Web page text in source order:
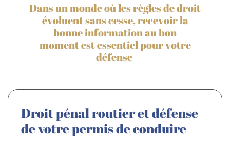
Dans un monde où les règles de droit
évoluent sans cesse, recevoir la
bonne information au bon
moment est essentiel pour votre
défense
Droit pénal routier et défense
de votre permis de conduire